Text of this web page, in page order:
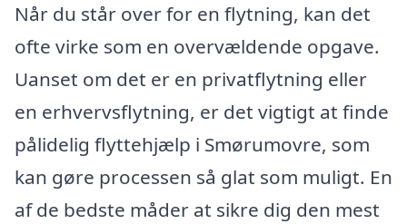
Når du står over for en flytning, kan det
ofte virke som en overvældende opgave.
Uanset om det er en privatflytning eller
en erhvervsflytning, er det vigtigt at finde
pålidelig flyttehjælp i Smørumovre, som
kan gøre processen så glat som muligt. En
af de bedste måder at sikre dig den mest